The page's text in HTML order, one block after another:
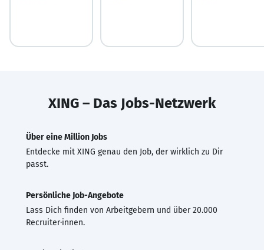
XING – Das Jobs-Netzwerk
Über eine Million Jobs
Entdecke mit XING genau den Job, der wirklich zu Dir
passt.
Persönliche Job-Angebote
Lass Dich finden von Arbeitgebern und über 20.000
Recruiter·innen.